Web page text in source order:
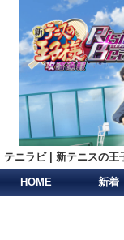
テニラビ | 新テニスの王
HOME 新着